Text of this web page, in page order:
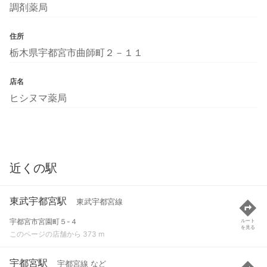
調剤薬局
住所
栃木県宇都宮市曲師町２－１１
店名
ヒシヌマ薬局
近くの駅
東武宇都宮駅 東武宇都宮線
宇都宮市宮園町５-４
このページの店舗から 373 m
ルート
を見る
宇都宮駅 宇都宮線 など